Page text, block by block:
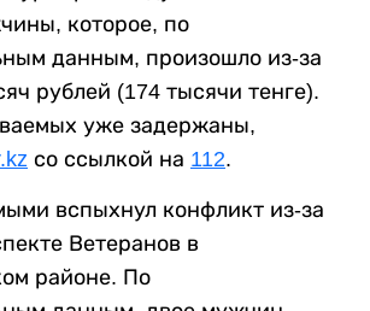
которое, по
данным, произошло из-за
рублей (174 тысячи тенге).
уже задержаны,
со ссылкой на 112.
вспыхнул конфликт из-за
Ветеранов в
районе. По